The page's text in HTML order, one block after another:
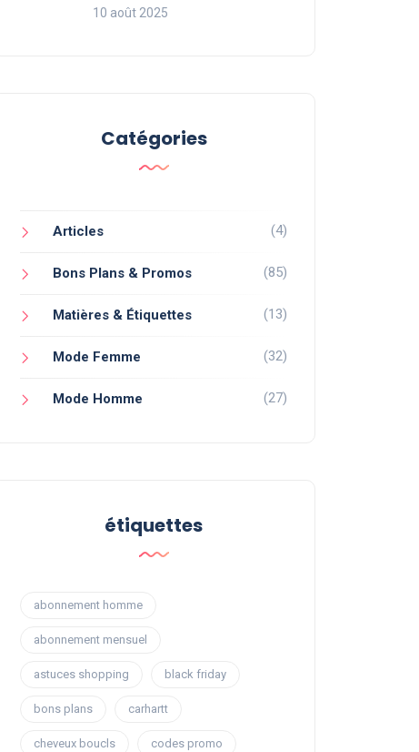
10 août 2025
Catégories
Articles (4)
Bons Plans & Promos (85)
Matières & Étiquettes (13)
Mode Femme (32)
Mode Homme (27)
étiquettes
abonnement homme
abonnement mensuel
astuces shopping black friday
bons plans carhartt
cheveux boucls codes promo